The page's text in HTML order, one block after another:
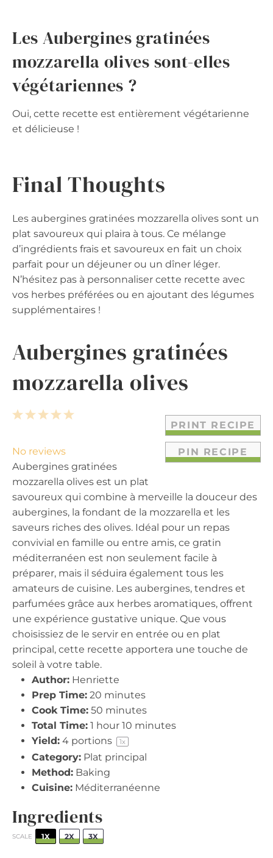
Les Aubergines gratinées
mozzarella olives sont-elles
végétariennes ?
Oui, cette recette est entièrement végétarienne
et délicieuse !
Final Thoughts
Les aubergines gratinées mozzarella olives sont un
plat savoureux qui plaira à tous. Ce mélange
d’ingrédients frais et savoureux en fait un choix
parfait pour un déjeuner ou un dîner léger.
N’hésitez pas à personnaliser cette recette avec
vos herbes préférées ou en ajoutant des légumes
supplémentaires !
Aubergines gratinées
mozzarella olives
PRINT RECIPE
PIN RECIPE
5
a
r
s
4
t
a
r
s
3
t
a
r
s
2
t
a
r
s
1
t
a
r
No reviews
Aubergines gratinées
mozzarella olives est un plat
savoureux qui combine à merveille la douceur des
aubergines, la fondant de la mozzarella et les
saveurs riches des olives. Idéal pour un repas
convivial en famille ou entre amis, ce gratin
méditerranéen est non seulement facile à
préparer, mais il séduira également tous les
amateurs de cuisine. Les aubergines, tendres et
parfumées grâce aux herbes aromatiques, offrent
une expérience gustative unique. Que vous
choisissiez de le servir en entrée ou en plat
principal, cette recette apportera une touche de
soleil à votre table.
Author: Henriette
Prep Time: 20 minutes
Cook Time: 50 minutes
Total Time: 1 hour 10 minutes
Yield: 4 portions 1x
Category: Plat principal
Method: Baking
Cuisine: Méditerranéenne
Ingredients
SCALE 1X 2X 3X